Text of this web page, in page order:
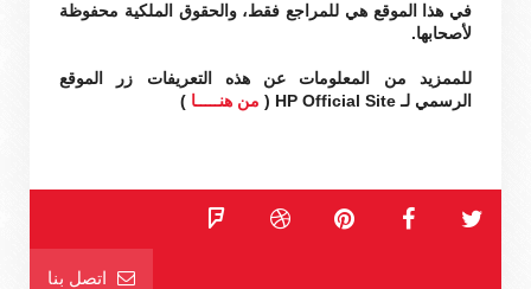
في هذا الموقع هي للمراجع فقط، والحقوق الملكية محفوظة
لأصحابها.
للممزيد من المعلومات عن هذه التعريفات زر الموقع
الرسمي لـ HP Official Site (
من هنـــــا )
اتصل بنا